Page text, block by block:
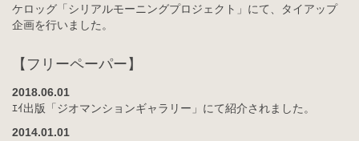
ケロッグ「シリアルモーニングプロジェクト」にて、タイアップ
企画を行いました。
【フリーペーパー】
2018.06.01
ｴｲ出版「ジオマンションギャラリー」にて紹介されました。
2014.01.01